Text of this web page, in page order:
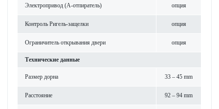
Электропривод (A-отпиратель) опция
Контроль Ригель-защелки опция
Ограничитель открывания двери опция
Технические данные
Размер дорна 33 – 45 mm
Расстояние 92 – 94 mm